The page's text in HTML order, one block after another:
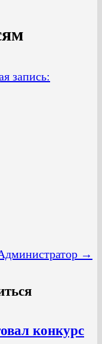
запись:
→
конкурс